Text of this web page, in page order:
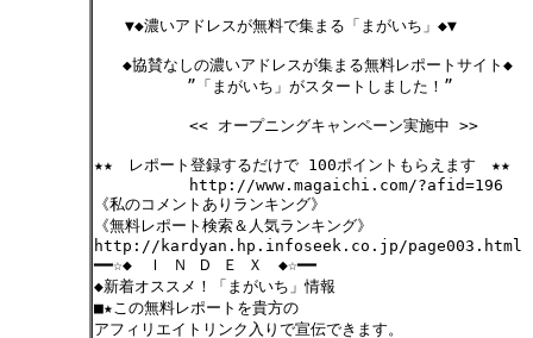
▼◆濃いアドレスが無料で集まる「まがいち」◆▼
◆協賛なしの濃いアドレスが集まる無料レポートサイト◆
”「まがいち」がスタートしました！”
<< オープニングキャンペーン実施中 >>
★★ レポート登録するだけで 100ポイントもらえます ★★
http://www.magaichi.com/?afid=196
《私のコメントありランキング》
《無料レポート検索＆人気ランキング》
http://kardyan.hp.infoseek.co.jp/page003.html
━━☆◆ Ｉ Ｎ Ｄ Ｅ Ｘ ◆☆━━
◆新着オススメ！「まがいち」情報
■★この無料レポートを貴方の
アフィリエイトリンク入りで宣伝できます。